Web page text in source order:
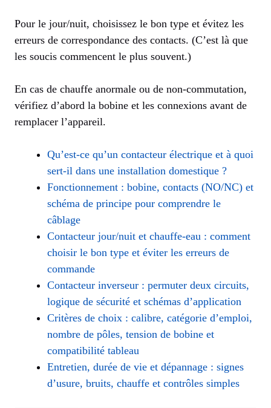
Pour le jour/nuit, choisissez le bon type et évitez les
erreurs de correspondance des contacts. (C’est là que
les soucis commencent le plus souvent.)
En cas de chauffe anormale ou de non-commutation,
vérifiez d’abord la bobine et les connexions avant de
remplacer l’appareil.
Qu’est-ce qu’un contacteur électrique et à quoi
sert-il dans une installation domestique ?
Fonctionnement : bobine, contacts (NO/NC) et
schéma de principe pour comprendre le
câblage
Contacteur jour/nuit et chauffe-eau : comment
choisir le bon type et éviter les erreurs de
commande
Contacteur inverseur : permuter deux circuits,
logique de sécurité et schémas d’application
Critères de choix : calibre, catégorie d’emploi,
nombre de pôles, tension de bobine et
compatibilité tableau
Entretien, durée de vie et dépannage : signes
d’usure, bruits, chauffe et contrôles simples